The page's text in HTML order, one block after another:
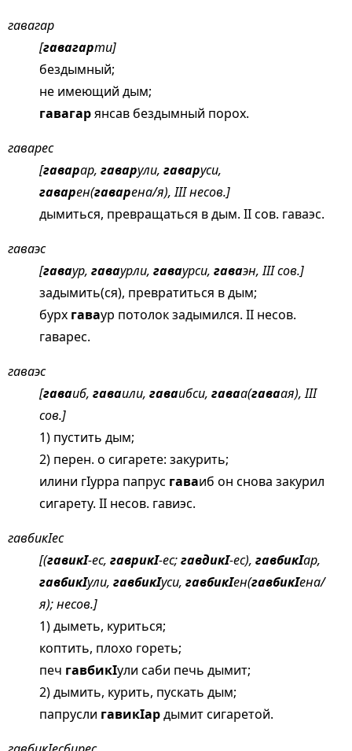
гавагар
[гавагарти]
бездымный;
не имеющий дым;
гавагарянсав бездымный порох.
гаварес
[гаварар, гаварули, гаваруси,
гаварен(гаварена/я), III несов.]
дымиться, превращаться в дым. II сов. гаваэс.
гаваэс
[гаваур, гаваурли, гаваурси, гаваэн, III сов.]
задымить(ся), превратиться в дым;
бурх гаваур потолок задымился. II несов.
гаварес.
гаваэс
[гаваиб, гаваили, гаваибси, гаваа(гаваая), III
сов.]
1) пустить дым;
2) перен. о сигарете: закурить;
илини гIурра папрус гаваиб он снова закурил
сигарету. II несов. гавиэс.
гавбикIес
[(гавикI-ес, гаврикI-ес;гавдикI-ес), гавбикIар,
гавбикIули, гавбикIуси, гавбикIен(гавбикIена/
я); несов.]
1) дыметь, куриться;
коптить, плохо гореть;
печ гавбикIули саби печь дымит;
2) дымить, курить, пускать дым;
папрусли гавикIардымит сигаретой.